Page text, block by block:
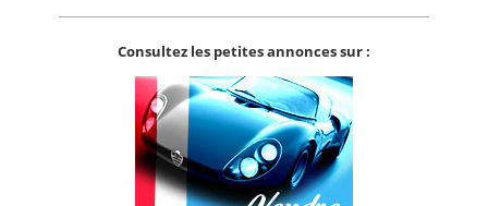
Consultez les petites annonces sur :